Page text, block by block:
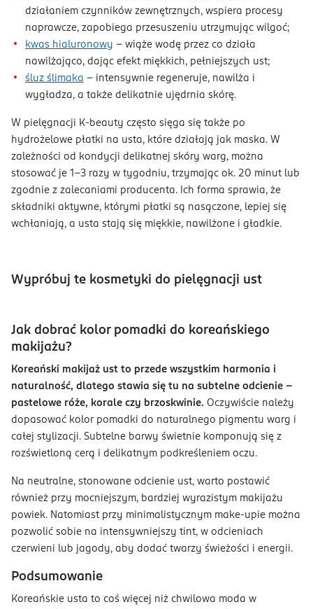
działaniem czynników zewnętrznych, wspiera procesy
naprawcze, zapobiega przesuszeniu utrzymując wilgoć;
kwas hialuronowy – wiąże wodę przez co działa
nawilżająco, dając efekt miękkich, pełniejszych ust;
śluz ślimaka – intensywnie regeneruje, nawilża i
wygładza, a także delikatnie ujędrnia skórę.
W pielęgnacji K-beauty często sięga się także po
hydrożelowe płatki na usta, które działają jak maska. W
zależności od kondycji delikatnej skóry warg, można
stosować je 1-3 razy w tygodniu, trzymając ok. 20 minut lub
zgodnie z zalecaniami producenta. Ich forma sprawia, że
składniki aktywne, którymi płatki są nasączone, lepiej się
wchłaniają, a usta stają się miękkie, nawilżone i gładkie.
Wypróbuj te kosmetyki do pielęgnacji ust
Jak dobrać kolor pomadki do koreańskiego
makijażu?
Koreański makijaż ust to przede wszystkim harmonia i
naturalność, dlatego stawia się tu na subtelne odcienie –
pastelowe róże, korale czy brzoskwinie. Oczywiście należy
dopasować kolor pomadki do naturalnego pigmentu warg i
całej stylizacji. Subtelne barwy świetnie komponują się z
rozświetloną cerą i delikatnym podkreśleniem oczu.
Na neutralne, stonowane odcienie ust, warto postawić
również przy mocniejszym, bardziej wyrazistym makijażu
powiek. Natomiast przy minimalistycznym make-upie można
pozwolić sobie na intensywniejszy tint, w odcieniach
czerwieni lub jagody, aby dodać twarzy świeżości i energii.
Podsumowanie
Koreańskie usta to coś więcej niż chwilowa moda w